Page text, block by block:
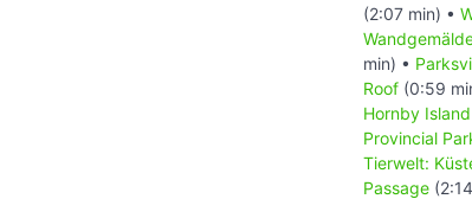
(2:07 min) •
min) •
Roof (0:59
Hornby Island
Provincial
Tierwelt:
Passage